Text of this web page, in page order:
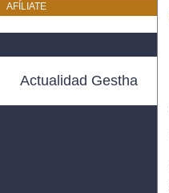
AFÍLIATE
Actualidad Gestha